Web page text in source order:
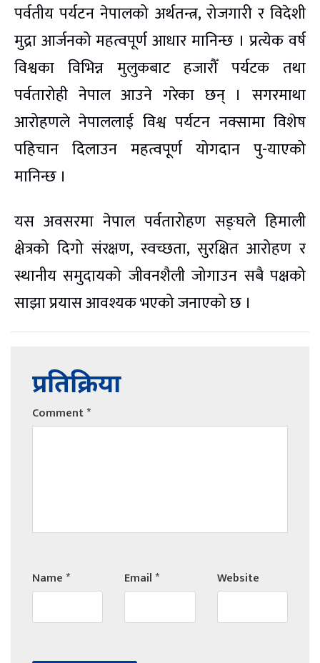
पर्वतीय पर्यटन नेपालको अर्थतन्त्र, रोजगारी र विदेशी
मुद्रा आर्जनको महत्वपूर्ण आधार मानिन्छ । प्रत्येक वर्ष
विश्वका विभिन्न मुलुकबाट हजारौँ पर्यटक तथा
पर्वतारोही नेपाल आउने गरेका छन् । सगरमाथा
आरोहणले नेपाललाई विश्व पर्यटन नक्सामा विशेष
पहिचान दिलाउन महत्वपूर्ण योगदान पु-याएको
मानिन्छ ।
यस अवसरमा नेपाल पर्वतारोहण सङ्घले हिमाली
क्षेत्रको दिगो संरक्षण, स्वच्छता, सुरक्षित आरोहण र
स्थानीय समुदायको जीवनशैली जोगाउन सबै पक्षको
साझा प्रयास आवश्यक भएको जनाएको छ ।
प्रतिक्रिया
Comment*
Name* Email* Website